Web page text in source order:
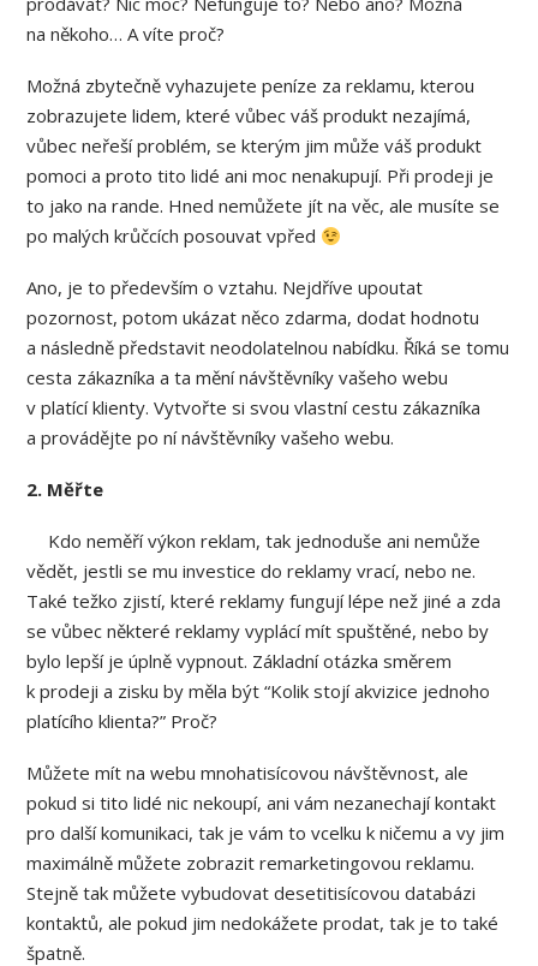
na někoho… A víte proč?
Možná zbytečně vyhazujete peníze za reklamu, kterou
zobrazujete lidem, které vůbec váš produkt nezajímá,
vůbec neřeší problém, se kterým jim může váš produkt
pomoci a proto tito lidé ani moc nenakupují. Při prodeji je
to jako na rande. Hned nemůžete jít na věc, ale musíte se
po malých krůčcích posouvat vpřed
Ano, je to především o vztahu. Nejdříve upoutat
pozornost, potom ukázat něco zdarma, dodat hodnotu
a následně představit neodolatelnou nabídku. Říká se tomu
cesta zákazníka a ta mění návštěvníky vašeho webu
v platící klienty. Vytvořte si svou vlastní cestu zákazníka
a provádějte po ní návštěvníky vašeho webu.
2. Měřte
Kdo neměří výkon reklam, tak jednoduše ani nemůže
vědět, jestli se mu investice do reklamy vrací, nebo ne.
Také težko zjistí, které reklamy fungují lépe než jiné a zda
se vůbec některé reklamy vyplácí mít spuštěné, nebo by
bylo lepší je úplně vypnout. Základní otázka směrem
k prodeji a zisku by měla být “Kolik stojí akvizice jednoho
platícího klienta?” Proč?
Můžete mít na webu mnohatisícovou návštěvnost, ale
pokud si tito lidé nic nekoupí, ani vám nezanechají kontakt
pro další komunikaci, tak je vám to vcelku k ničemu a vy jim
maximálně můžete zobrazit remarketingovou reklamu.
Stejně tak můžete vybudovat desetitisícovou databázi
kontaktů, ale pokud jim nedokážete prodat, tak je to také
špatně.